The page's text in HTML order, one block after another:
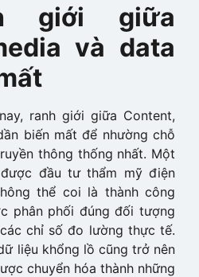
giới giữa
và data
ranh giới giữa Content,
biến mất để nhường chỗ
thông thống nhất. Một
đầu tư thẩm mỹ điện
thể coi là thành công
phân phối đúng đối tượng
chỉ số đo lường thực tế.
liệu khổng lồ cũng trở nên
chuyển hóa thành những